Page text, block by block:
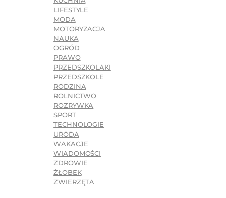
LIFESTYLE
MODA
MOTORYZACJA
NAUKA
OGRÓD
PRAWO
PRZEDSZKOLAKI
PRZEDSZKOLE
RODZINA
ROLNICTWO
ROZRYWKA
SPORT
TECHNOLOGIE
URODA
WAKACJE
WIADOMOŚCI
ZDROWIE
ŻŁOBEK
ZWIERZĘTA